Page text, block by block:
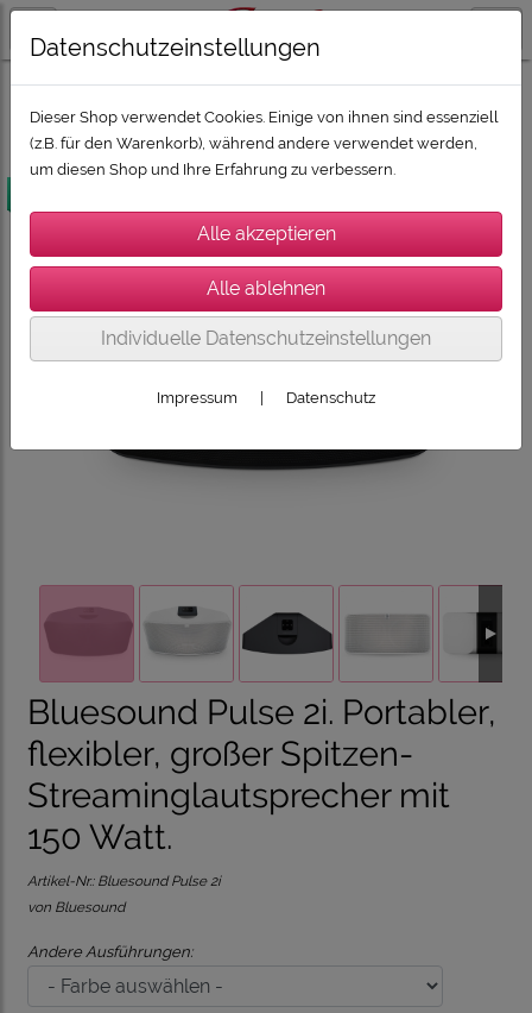
SONORO, SONOS, DEVIALET, CABASSE BLUESOUND Streaming
Bluesound Pulse 2i. Portabler,
flexibler, großer Spitzen-
Streaminglautsprecher mit
150 Watt.
Artikel-Nr.: Bluesound Pulse 2i
von Bluesound
Andere Ausführungen:
Datenschutzeinstellungen
Dieser Shop verwendet Cookies. Einige von ihnen sind essenziell
(z.B. für den Warenkorb), während andere verwendet werden,
um diesen Shop und Ihre Erfahrung zu verbessern.
Individuelle Datenschutzeinstellungen
Impressum Datenschutz